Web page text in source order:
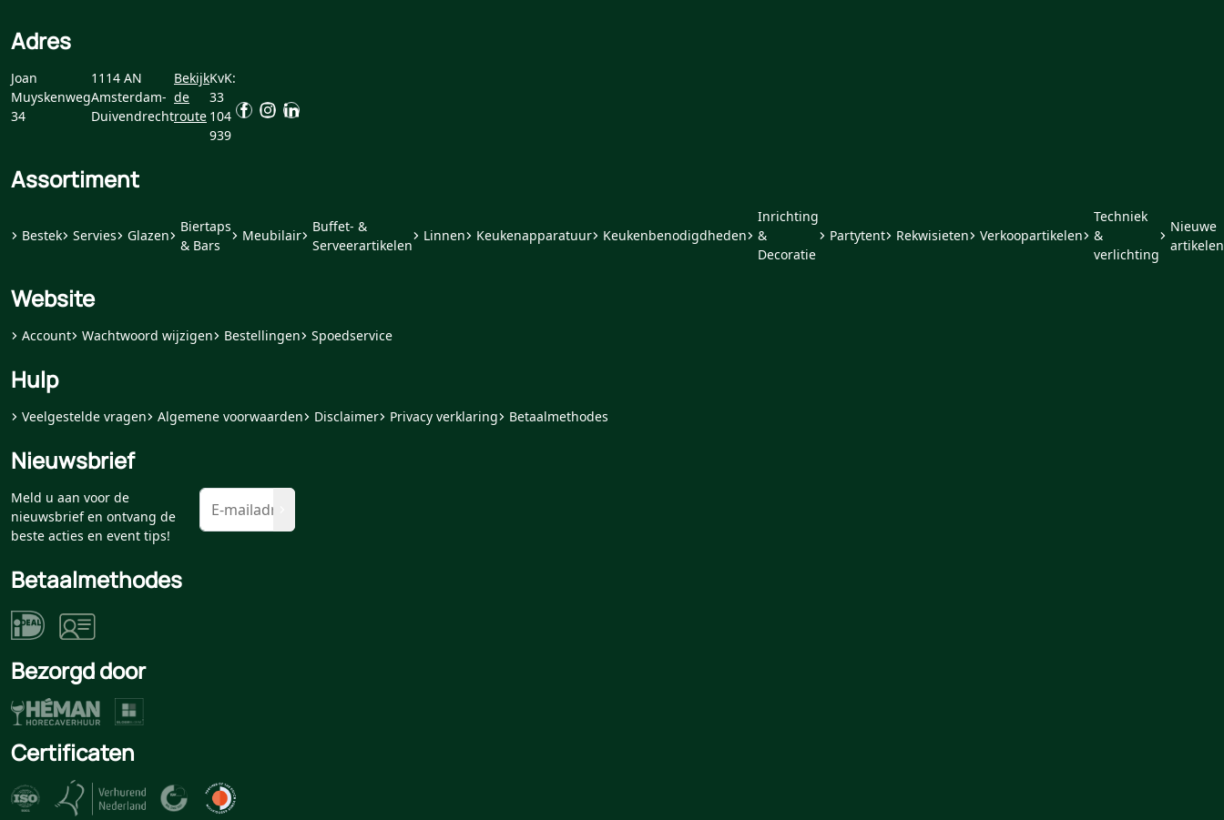
Adres
Joan
Muyskenweg
34
1114 AN
Amsterdam-
Duivendrecht
Bekijk
de
route
KvK:
33
104
939
Assortiment
Bestek Servies Glazen
Biertaps
& Bars
Meubilair
Buffet- &
Serveerartikelen
Linnen Keukenapparatuur Keukenbenodigdheden
Inrichting
&
Decoratie
Partytent Rekwisieten Verkoopartikelen
Techniek
&
verlichting
Nieuwe
artikelen
Website
Account Wachtwoord wijzigen Bestellingen Spoedservice
Hulp
Veelgestelde vragen Algemene voorwaarden Disclaimer Privacy verklaring Betaalmethodes
Nieuwsbrief
Meld u aan voor de
nieuwsbrief en ontvang de
beste acties en event tips!
Betaalmethodes
Bezorgd door
Certificaten